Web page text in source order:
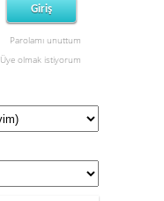
Parolamı unuttum
Üye olmak istiyorum